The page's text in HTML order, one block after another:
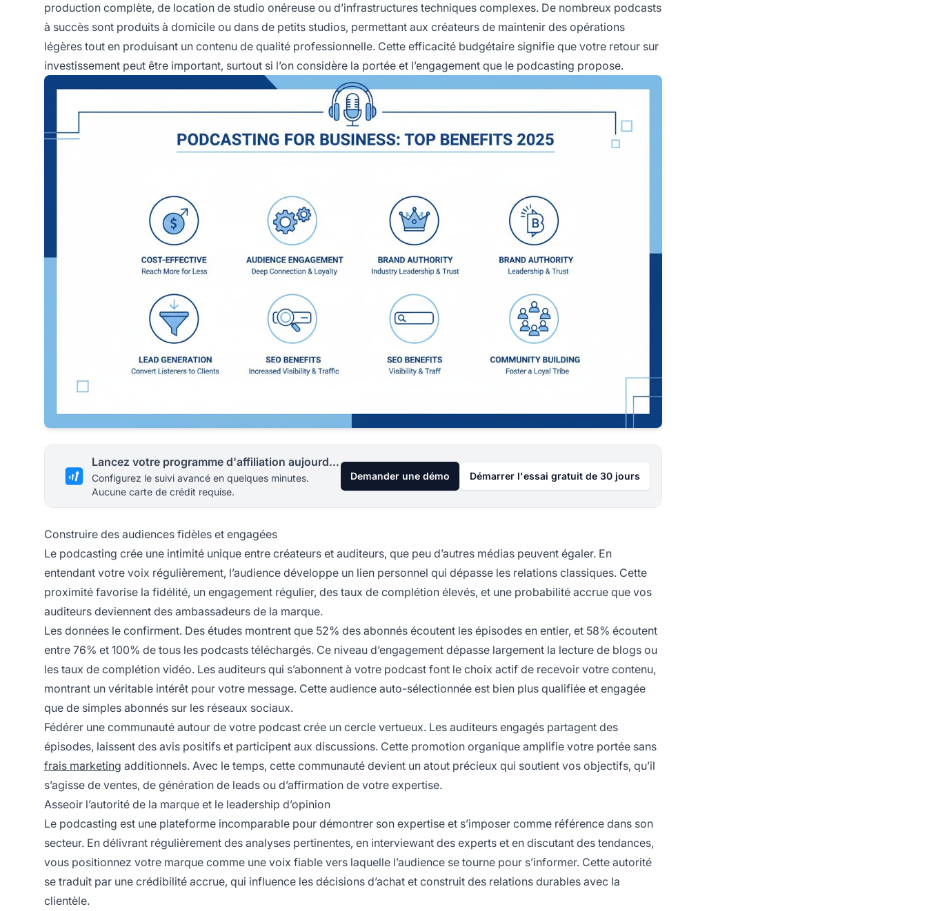
production complète, de location de studio onéreuse ou d’infrastructures techniques complexes. De nombreux podcasts
à succès sont produits à domicile ou dans de petits studios, permettant aux créateurs de maintenir des opérations
légères tout en produisant un contenu de qualité professionnelle. Cette efficacité budgétaire signifie que votre retour sur
investissement peut être important, surtout si l’on considère la portée et l’engagement que le podcasting propose.
Lancez votre programme d'affiliation aujourd'hui
Configurez le suivi avancé en quelques minutes.
Aucune carte de crédit requise.
Demander une démo Démarrer l'essai gratuit de 30 jours
Construire des audiences fidèles et engagées
Le podcasting crée une intimité unique entre créateurs et auditeurs, que peu d’autres médias peuvent égaler. En
entendant votre voix régulièrement, l’audience développe un lien personnel qui dépasse les relations classiques. Cette
proximité favorise la fidélité, un engagement régulier, des taux de complétion élevés, et une probabilité accrue que vos
auditeurs deviennent des ambassadeurs de la marque.
Les données le confirment. Des études montrent que 52% des abonnés écoutent les épisodes en entier, et 58% écoutent
entre 76% et 100% de tous les podcasts téléchargés. Ce niveau d’engagement dépasse largement la lecture de blogs ou
les taux de complétion vidéo. Les auditeurs qui s’abonnent à votre podcast font le choix actif de recevoir votre contenu,
montrant un véritable intérêt pour votre message. Cette audience auto-sélectionnée est bien plus qualifiée et engagée
que de simples abonnés sur les réseaux sociaux.
Fédérer une communauté autour de votre podcast crée un cercle vertueux. Les auditeurs engagés partagent des
épisodes, laissent des avis positifs et participent aux discussions. Cette promotion organique amplifie votre portée sans
frais marketing additionnels. Avec le temps, cette communauté devient un atout précieux qui soutient vos objectifs, qu’il
s’agisse de ventes, de génération de leads ou d’affirmation de votre expertise.
Asseoir l’autorité de la marque et le leadership d’opinion
Le podcasting est une plateforme incomparable pour démontrer son expertise et s’imposer comme référence dans son
secteur. En délivrant régulièrement des analyses pertinentes, en interviewant des experts et en discutant des tendances,
vous positionnez votre marque comme une voix fiable vers laquelle l’audience se tourne pour s’informer. Cette autorité
se traduit par une crédibilité accrue, qui influence les décisions d’achat et construit des relations durables avec la
clientèle.